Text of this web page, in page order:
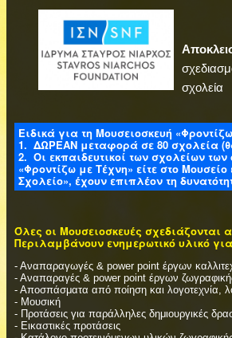
σχολεία
Ειδικά για τη Μουσειοσκευή
1. ΔΩΡΕΑΝ μεταφορά σε 80 σχολεία
2. Οι εκπαιδευτικοί των σχολείων
«Φροντίζω με Τέχνη» είτε στο
Σχολείο», έχουν επιπλέον τη
Όλες οι Μουσειοσκευές σχεδιάζονται
Περιλαμβάνουν ενημερωτικό υλικό
- Αναπαραγωγές & power point έργων
- Αναπαραγές & power point έργων
- Αποσπάσματα από ποίηση και λογοτεχνία,
- Μουσική
- Προτάσεις για παράλληλες δημιουργικές
- Εικαστικές προτάσεις